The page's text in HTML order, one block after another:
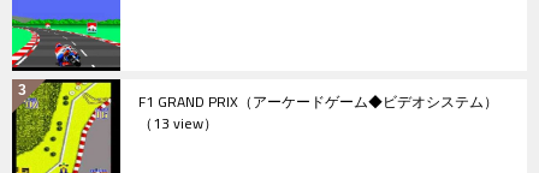
F1 GRAND PRIX（アーケードゲーム◆ビデオシステム）
（13 view）